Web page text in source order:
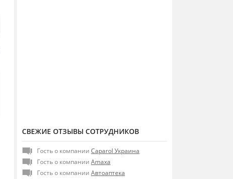
СВЕЖИЕ ОТЗЫВЫ СОТРУДНИКОВ
Гость о компании Caparol Украина
Гость о компании Amaxa
Гость о компании Автоаптека